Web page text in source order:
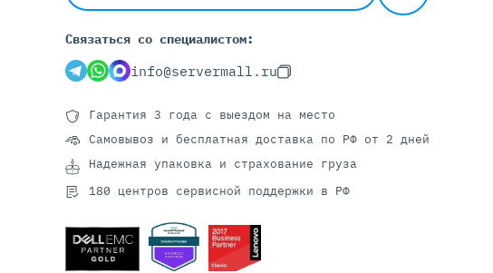
С GPU AMD
С GPU Huawei Ascend
С 4 GPU
С 8 GPU
Связаться со специалистом:
info@servermall.ru
Гарантия 3 года с выездом на место
Самовывоз и бесплатная доставка по РФ от 2 дней
Надежная упаковка и страхование груза
180 центров сервисной поддержки в РФ